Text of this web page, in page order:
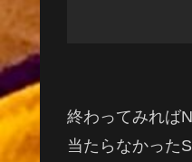
終わってみれば
当たらなかった